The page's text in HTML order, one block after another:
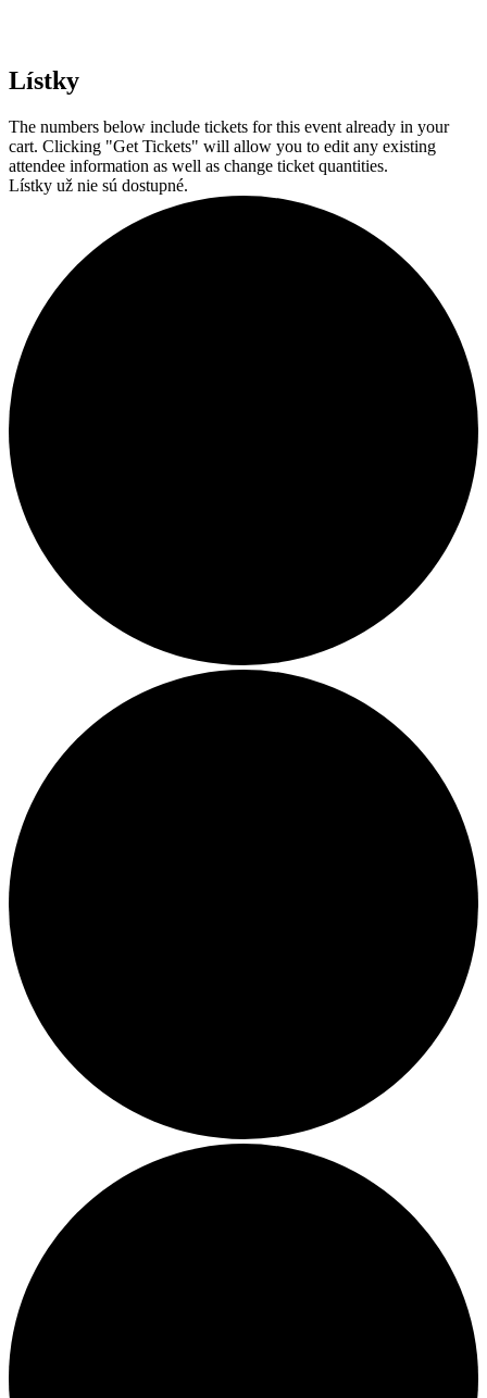
Lístky
The numbers below include tickets for this event already in your
cart. Clicking "Get Tickets" will allow you to edit any existing
attendee information as well as change ticket quantities.
Lístky už nie sú dostupné.